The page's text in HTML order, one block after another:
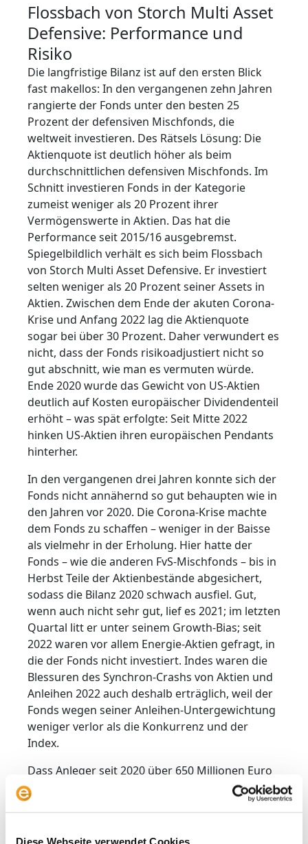
Diese Webseite verwendet Cookies
Flossbach von Storch Multi Asset
Defensive: Performance und
Risiko
Die langfristige Bilanz ist auf den ersten Blick
fast makellos: In den vergangenen zehn Jahren
rangierte der Fonds unter den besten 25
Prozent der defensiven Mischfonds, die
weltweit investieren. Des Rätsels Lösung: Die
Aktienquote ist deutlich höher als beim
durchschnittlichen defensiven Mischfonds. Im
Schnitt investieren Fonds in der Kategorie
zumeist weniger als 20 Prozent ihrer
Vermögenswerte in Aktien. Das hat die
Performance seit 2015/16 ausgebremst.
Spiegelbildlich verhält es sich beim Flossbach
von Storch Multi Asset Defensive. Er investiert
selten weniger als 20 Prozent seiner Assets in
Aktien. Zwischen dem Ende der akuten Corona-
Krise und Anfang 2022 lag die Aktienquote
sogar bei über 30 Prozent. Daher verwundert es
nicht, dass der Fonds risikoadjustiert nicht so
gut abschnitt, wie man es vermuten würde.
Ende 2020 wurde das Gewicht von US-Aktien
deutlich auf Kosten europäischer Dividendenteil
erhöht – was spät erfolgte: Seit Mitte 2022
hinken US-Aktien ihren europäischen Pendants
hinterher.
In den vergangenen drei Jahren konnte sich der
Fonds nicht annähernd so gut behaupten wie in
den Jahren vor 2020. Die Corona-Krise machte
dem Fonds zu schaffen – weniger in der Baisse
als vielmehr in der Erholung. Hier hatte der
Fonds – wie die anderen FvS-Mischfonds – bis in
Herbst Teile der Aktienbestände abgesichert,
sodass die Bilanz 2020 schwach ausfiel. Gut,
wenn auch nicht sehr gut, lief es 2021; im letzten
Quartal litt er unter seinem Growth-Bias; seit
2022 waren vor allem Energie-Aktien gefragt, in
die der Fonds nicht investiert. Indes waren die
Blessuren des Synchron-Crashs von Aktien und
Anleihen 2022 auch deshalb erträglich, weil der
Fonds wegen seiner Anleihen-Untergewichtung
weniger verlor als die Konkurrenz und der
Index.
Dass Anleger seit 2020 über 650 Millionen Euro
aus dem Fonds abzogen, dürfte weniger an der
gemischten Bilanz der vergangenen Jahre
defensiver Mischfonds geschuldet sein: Im